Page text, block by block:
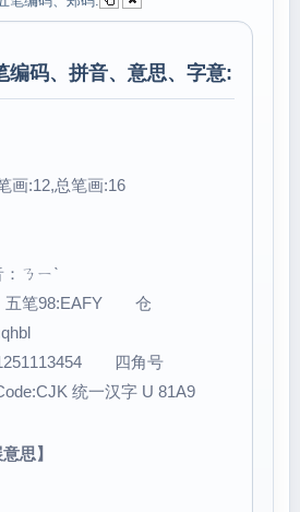
编码、拼音、意思、字意:
画:12,总笔画:16
ㄋㄧˋ
笔98:EAFY 仓
四角号
统一汉字 U 81A9
思】